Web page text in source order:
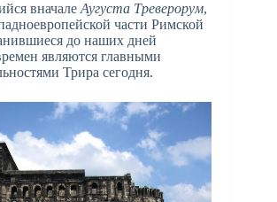
вначале Аугуста Треверорум,
части Римской
до наших дней
являются главными
Трира сегодня.